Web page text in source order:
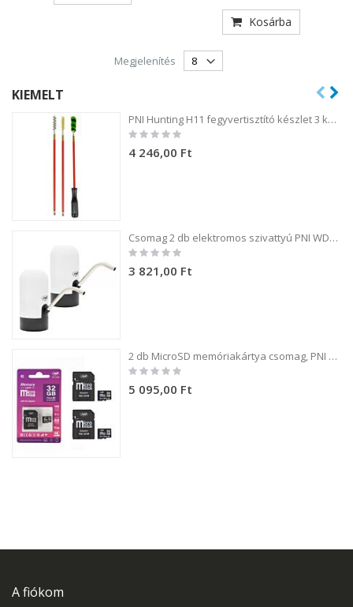
Kosárba
Megjelenítés
KIEMELT
PNI Hunting H11 fegyvertisztító készlet 3 kefével .54 kaliberű fegyverekhez
Rating:
4 246,00 Ft
Csomag 2 db elektromos szivattyú PNI WD100 palackhoz töltés USB-C-n keresztül, 800 mAh akkumulátor, teljesítmény 4W
Rating:
3 821,00 Ft
2 db MicroSD memóriakártya csomag, PNI 32GB Class 10, 80 Mb/s, V30, SD adapterekkel
Rating:
5 095,00 Ft
A fiókom